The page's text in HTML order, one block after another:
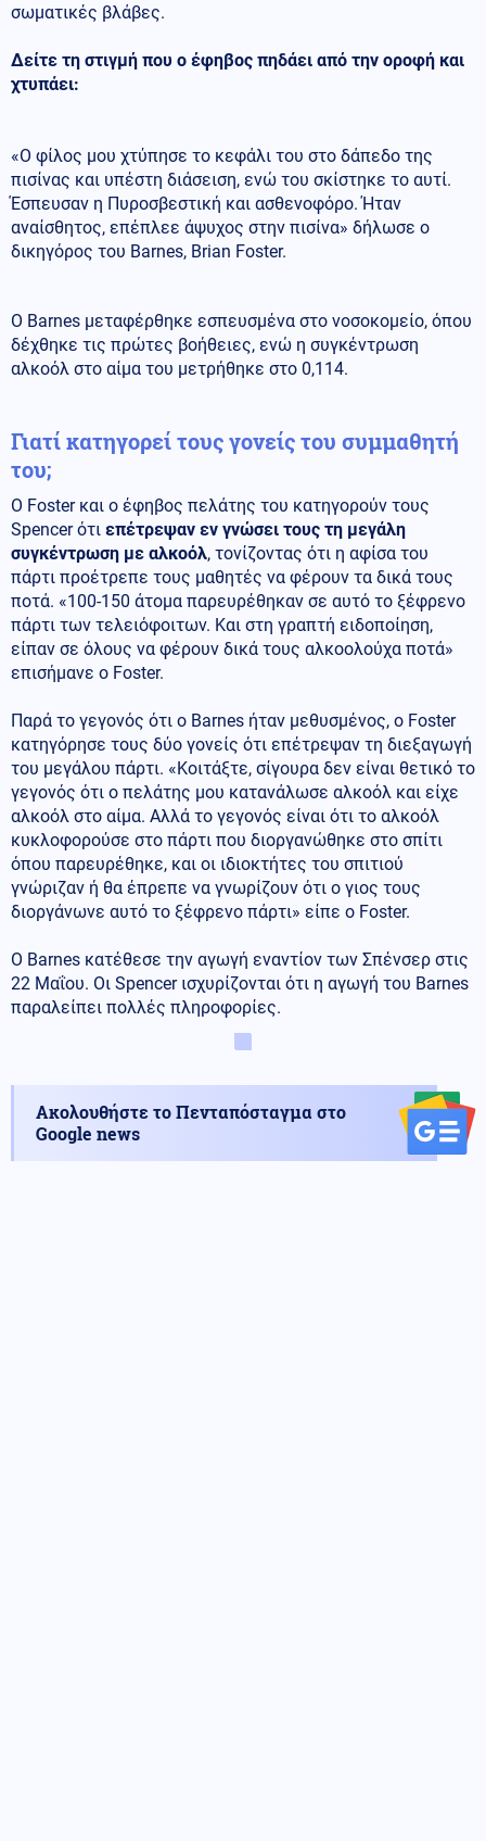
σωματικές βλάβες.
Δείτε τη στιγμή που ο έφηβος πηδάει από την οροφή και
χτυπάει:
«Ο φίλος μου χτύπησε το κεφάλι του στο δάπεδο της
πισίνας και υπέστη διάσειση, ενώ του σκίστηκε το αυτί.
Έσπευσαν η Πυροσβεστική και ασθενοφόρο. Ήταν
αναίσθητος, επέπλεε άψυχος στην πισίνα» δήλωσε ο
δικηγόρος του Barnes, Brian Foster.
Ο Barnes μεταφέρθηκε εσπευσμένα στο νοσοκομείο, όπου
δέχθηκε τις πρώτες βοήθειες, ενώ η συγκέντρωση
αλκοόλ στο αίμα του μετρήθηκε στο 0,114.
Γιατί κατηγορεί τους γονείς του συμμαθητή
του;
Ο Foster και ο έφηβος πελάτης του κατηγορούν τους
Spencer ότι επέτρεψαν εν γνώσει τους τη μεγάλη
συγκέντρωση με αλκοόλ, τονίζοντας ότι η αφίσα του
πάρτι προέτρεπε τους μαθητές να φέρουν τα δικά τους
ποτά. «100-150 άτομα παρευρέθηκαν σε αυτό το ξέφρενο
πάρτι των τελειόφοιτων. Και στη γραπτή ειδοποίηση,
είπαν σε όλους να φέρουν δικά τους αλκοολούχα ποτά»
επισήμανε ο Foster.
Παρά το γεγονός ότι ο Barnes ήταν μεθυσμένος, ο Foster
κατηγόρησε τους δύο γονείς ότι επέτρεψαν τη διεξαγωγή
του μεγάλου πάρτι. «Κοιτάξτε, σίγουρα δεν είναι θετικό το
γεγονός ότι ο πελάτης μου κατανάλωσε αλκοόλ και είχε
αλκοόλ στο αίμα. Αλλά το γεγονός είναι ότι το αλκοόλ
κυκλοφορούσε στο πάρτι που διοργανώθηκε στο σπίτι
όπου παρευρέθηκε, και οι ιδιοκτήτες του σπιτιού
γνώριζαν ή θα έπρεπε να γνωρίζουν ότι ο γιος τους
διοργάνωνε αυτό το ξέφρενο πάρτι» είπε ο Foster.
Ο Barnes κατέθεσε την αγωγή εναντίον των Σπένσερ στις
22 Μαΐου. Οι Spencer ισχυρίζονται ότι η αγωγή του Barnes
παραλείπει πολλές πληροφορίες.
Ακολουθήστε το Πενταπόσταγμα στο
Google news